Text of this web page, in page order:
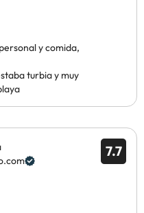
y comida,
turbia y muy
7.7